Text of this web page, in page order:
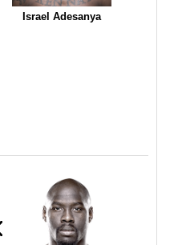
Israel Adesanya